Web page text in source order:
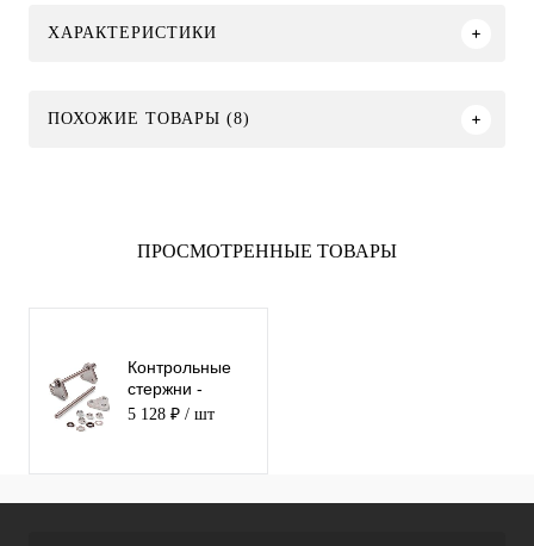
ХАРАКТЕРИСТИКИ
ПОХОЖИЕ ТОВАРЫ (8)
ПРОСМОТРЕННЫЕ ТОВАРЫ
Контрольные
стержни -
комплект CR-
5 128 ₽ / шт